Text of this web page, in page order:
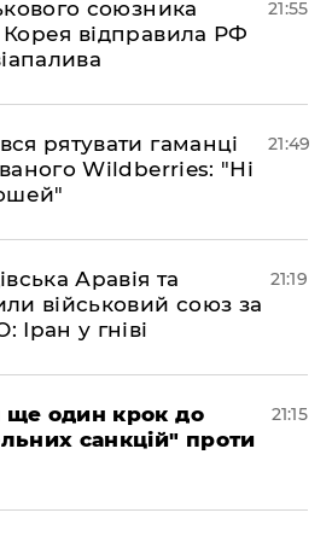
союзника
відправила РФ
21:55
рятувати гаманці
Wildberries: "Ні
21:49
Аравія та
військовий союз за
у гніві
21:19
один крок до
санкцій" проти
21:15